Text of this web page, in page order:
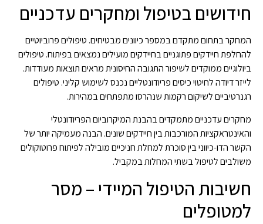
חידושים בטיפול ומחקרים עדכניים
המחקר בתחום מתקדם במספר כיוונים מבטיחים. טיפולים פרוביוטיים
להחלפת חיידקים פתוגניים בחיידקים מועילים נמצאים בפיתוח. טיפולים
ביולוגיים ממוקדים לשיפור התגובה החיסונית מראים תוצאות מעודדות.
לייזר דיודה לחיטוי כיסים פריודונטליים נכנס לשימוש קליני. טיפולים
רגנרטיביים לשיקום רקמות שנהרסו מתפתחים במהירות.
מחקרים עדכניים מתמקדים בהבנת המיקרוביום הפריודונטלי
והאינטראקציות המורכבות בין חיידקים שונים. הבנה מעמיקה יותר של
הקשר הדו-כיווני בין סוכרת למחלת חניכיים מובילה לפיתוח פרוטוקולים
משולבים לטיפול בשתי המחלות במקביל.
חשיבות הטיפול המיידי – מסר
למטופלים